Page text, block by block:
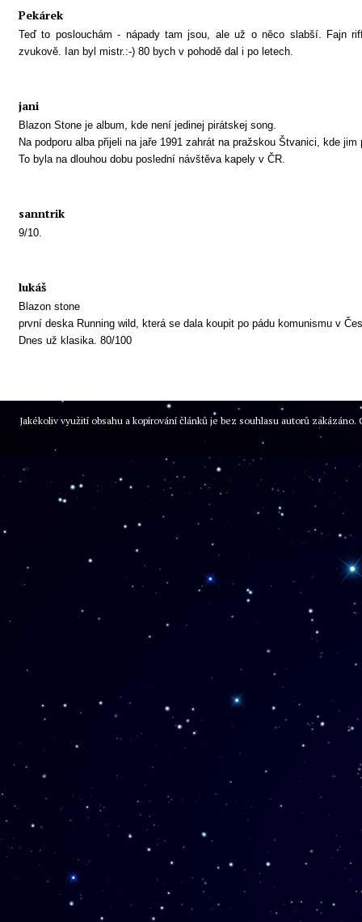
Pekárek
Teď to poslouchám - nápady tam jsou, ale už o něco slabší. Fajn
zvukově. Ian byl mistr.:-) 80 bych v pohodě dal i po letech.
jani
Blazon Stone je album, kde není jedinej pirátskej song.
Na podporu alba přijeli na jaře 1991 zahrát na pražskou Štvanici, kde jim
To byla na dlouhou dobu poslední návštěva kapely v ČR.
sanntrik
9/10.
lukáš
Blazon stone
první deska Running wild, která se dala koupit po pádu komunismu v
Dnes už klasika. 80/100
Jakékoliv využití obsahu a kopírování článků je bez souhlasu autorů